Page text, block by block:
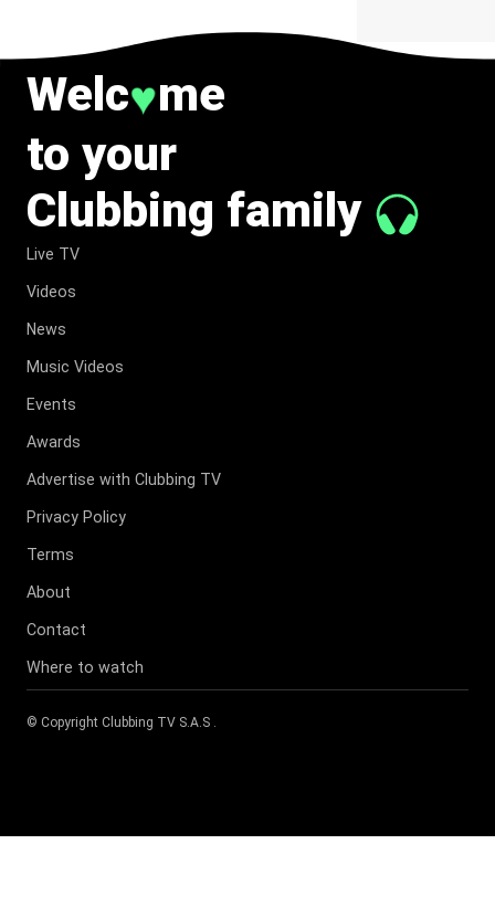
Welc♥me
to your
Clubbing family
Live TV
Videos
News
Music Videos
Events
Awards
Advertise with Clubbing TV
Privacy Policy
Terms
About
Contact
Where to watch
© Copyright Clubbing TV S.A.S .